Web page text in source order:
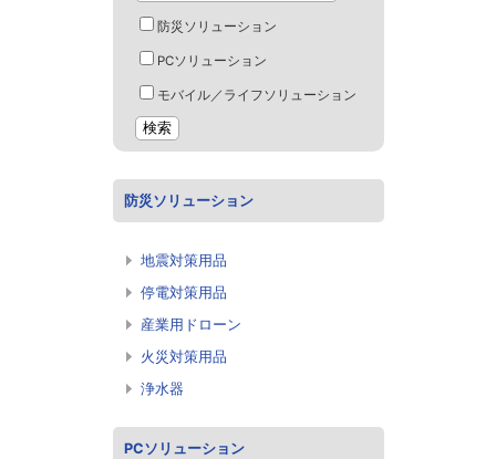
防災ソリューション
PCソリューション
モバイル／ライフソリューション
防災ソリューション
地震対策用品
停電対策用品
産業用ドローン
火災対策用品
浄水器
PCソリューション